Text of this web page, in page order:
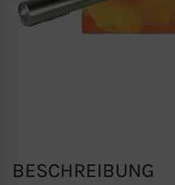
BESCHREIBUNG